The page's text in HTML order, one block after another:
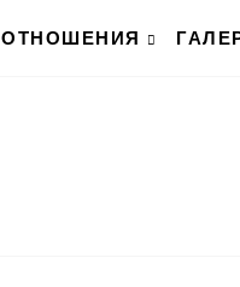
ОТНОШЕНИЯ